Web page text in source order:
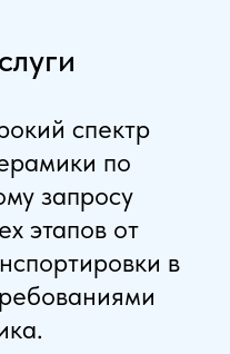
спектр
по
запросу
этапов от
в